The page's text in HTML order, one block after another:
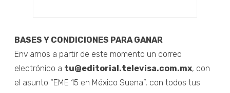
BASES Y CONDICIONES PARA GANAR
Enviarnos a partir de este momento un correo
electrónico a tu@editorial.televisa.com.mx, con
el asunto “EME 15 en México Suena”, con todos tus